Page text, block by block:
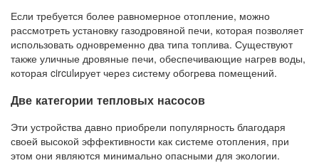
Если требуется более равномерное отопление, можно
рассмотреть установку газодровяной печи, которая позволяет
использовать одновременно два типа топлива. Существуют
также уличные дровяные печи, обеспечивающие нагрев воды,
которая circulирует через систему обогрева помещений.
Две категории тепловых насосов
Эти устройства давно приобрели популярность благодаря
своей высокой эффективности как системе отопления, при
этом они являются минимально опасными для экологии.